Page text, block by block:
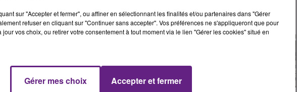
vendredi 14 février de 9h à 13h pour célébrer ensemble la
Pour faire un don de sang dans ce lieu d’exception il suffit
sang ça se prépare ! Pour donner, il faut être âgé de 18 à
et se munir d’une pièce d’identité avec photo. »
sur "Accepter et fermer", ou affiner en sélectionnant les finalités et/ou partenaires dans "Gérer
refuser en cliquant sur "Continuer sans accepter". Vos préférences ne s'appliqueront que pour
jour vos choix, ou retirer votre consentement à tout moment via le lien "Gérer les cookies" situé en
Gérer mes choix Accepter et fermer